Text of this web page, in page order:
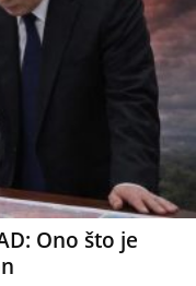
Ono što je